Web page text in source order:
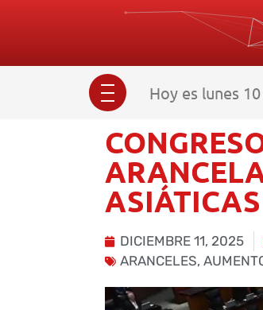
Hoy es lunes
ASIÁTICAS
DICIEMBRE 11, 2025
ARANCELES,